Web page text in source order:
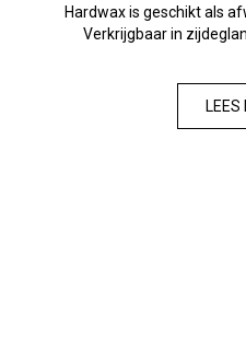
Hardwax is geschikt als
Verkrijgbaar in
LEES